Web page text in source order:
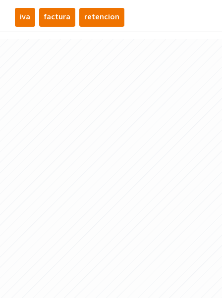
iva factura retencion